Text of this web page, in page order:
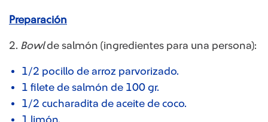
Preparación​
2. Bowlde salmón (ingredientes para una persona):
1/2 pocillo de arroz parvorizado.
1 filete de salmón de 100 gr.
1/2 cucharadita de aceite de coco.
1 limón.